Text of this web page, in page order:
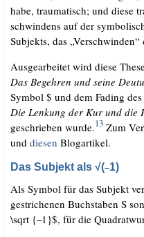
habe, trau­ma­tisch; und die­se
schwin­dens auf der
Sub­jekts, das „Ver­schwin­den“
Aus­ge­ar­bei­tet wird die­se
Das Begeh­ren und sei­ne
Sym­bol $ und dem Fading
Die Len­kung der Kur und die
geschrie­ben wur­de.13Zum
und die­sen Blog­ar­ti­kel.
Das Subjekt als √(–1)
Als Sym­bol für das Sub­jekt
ge­stri­che­nen Buch­sta­ben S
\sqrt {–1}$, für die